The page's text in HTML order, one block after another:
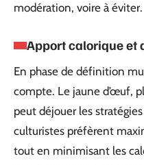
modération, voire à éviter.
Apport calorique et
En phase de définition
compte. Le jaune d’œuf,
peut déjouer les
culturistes préfèrent
tout en minimisant les